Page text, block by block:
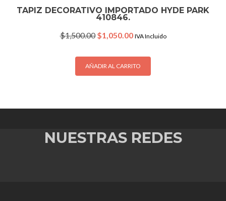
TAPIZ DECORATIVO IMPORTADO HYDE PARK
410846.
$1,500.00 Original
was:
$1,500.00.
$1,050.00Current
is:
$1,050.00.
IVA Incluido
AÑADIR AL CARRITO
NUESTRAS REDES